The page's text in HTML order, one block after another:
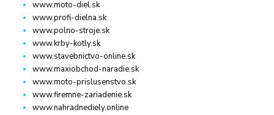
www.moto-diel.sk
www.profi-dielna.sk
www.polno-stroje.sk
www.krby-kotly.sk
www.stavebnictvo-online.sk
www.maxiobchod-naradie.sk
www.moto-prislusenstvo.sk
www.firemne-zariadenie.sk
www.nahradnediely.online